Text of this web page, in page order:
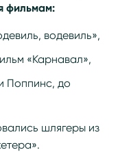
фильмам:
водевиль»,
«Карнавал»,
Поппинс, до
шлягеры из